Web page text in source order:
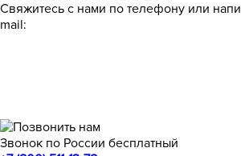
Свяжитесь с нами по телефону или
mail:
Звонок по России бесплатный